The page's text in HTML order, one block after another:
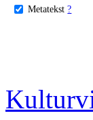
Metatekst ?